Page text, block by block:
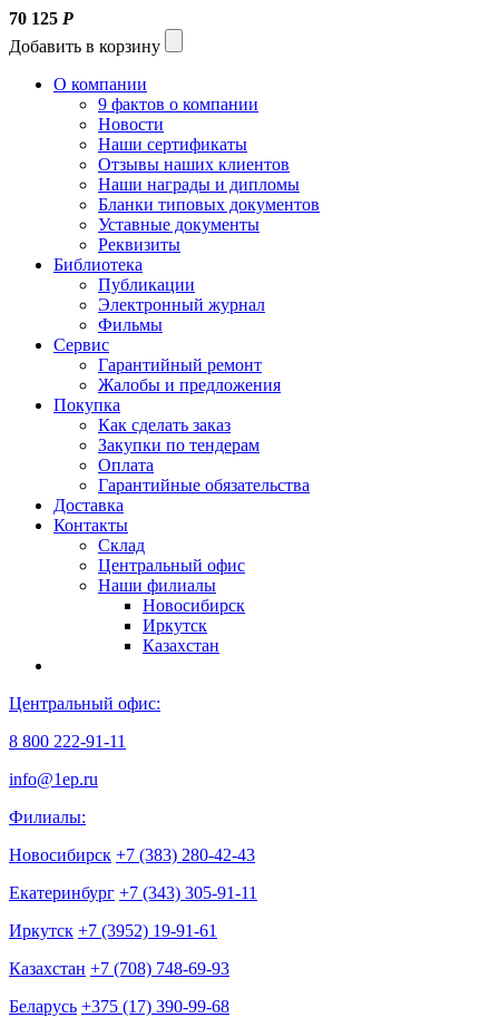
70 125 Р
Добавить в корзину
О компании
9 фактов о компании
Новости
Наши сертификаты
Отзывы наших клиентов
Наши награды и дипломы
Бланки типовых документов
Уставные документы
Реквизиты
Библиотека
Публикации
Электронный журнал
Фильмы
Сервис
Гарантийный ремонт
Жалобы и предложения
Покупка
Как сделать заказ
Закупки по тендерам
Оплата
Гарантийные обязательства
Доставка
Контакты
Склад
Центральный офис
Наши филиалы
Новосибирск
Иркутск
Казахстан
Центральный офис:
8 800 222-91-11
info@1ep.ru
Филиалы:
Новосибирск +7 (383) 280-42-43
Екатеринбург +7 (343) 305-91-11
Иркутск +7 (3952) 19-91-61
Казахстан +7 (708) 748-69-93
Беларусь +375 (17) 390-99-68